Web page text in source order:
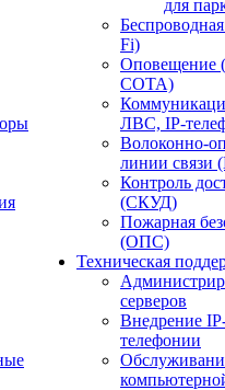
для
Fi)
СОТА)
ЛВС, IP-
Волоконно-
линии
Контроль
(СКУД)
Пожарная
(ОПС)
Техническая
серверов
Внедрение
телефонии